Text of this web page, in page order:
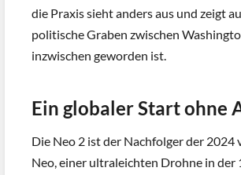
die Praxis sieht anders aus und zeigt
politische Graben zwischen
inzwischen geworden ist.
Ein globaler Start ohne
Die Neo 2 ist der Nachfolger der 2024
Neo, einer ultraleichten Drohne in der